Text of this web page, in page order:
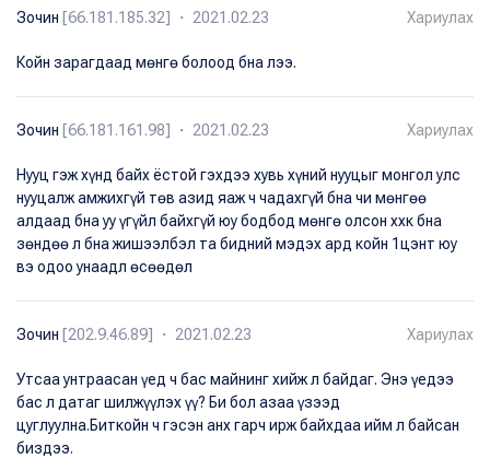
Зочин [66.181.185.32] ・ 2021.02.23 Хариулах
Койн зарагдаад мөнгө болоод бна лээ.
Зочин [66.181.161.98] ・ 2021.02.23 Хариулах
Нууц гэж хүнд байх ёстой гэхдээ хувь хүний нууцыг монгол улс
нууцалж амжихгүй төв азид яаж ч чадахгүй бна чи мөнгөө
алдаад бна уу үгүйл байхгүй юу бодбод мөнгө олсон ххк бна
зөндөө л бна жишээлбэл та бидний мэдэх ард койн 1цэнт юу
вэ одоо унаадл өсөөдөл
Зочин [202.9.46.89] ・ 2021.02.23 Хариулах
Утсаа унтраасан үед ч бас майнинг хийж л байдаг. Энэ үедээ
бас л датаг шилжүүлэх үү? Би бол азаа үзээд
цуглуулна.Биткойн ч гэсэн анх гарч ирж байхдаа ийм л байсан
биздээ.